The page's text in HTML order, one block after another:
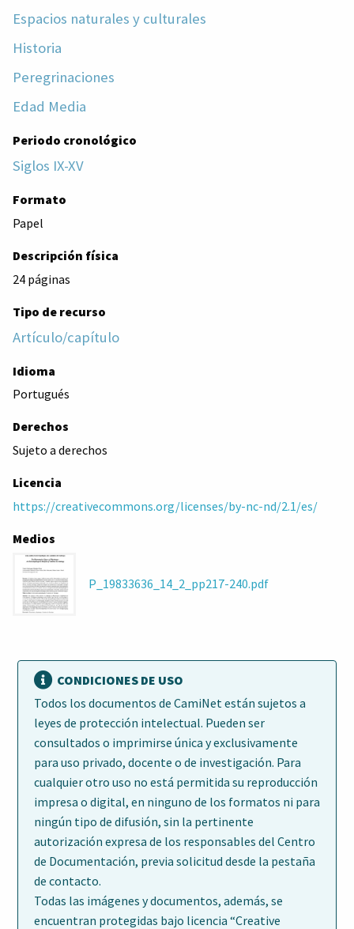
Espacios naturales y culturales
Historia
Peregrinaciones
Edad Media
Periodo cronológico
Siglos IX-XV
Formato
Papel
Descripción física
24 páginas
Tipo de recurso
Artículo/capítulo
Idioma
Portugués
Derechos
Sujeto a derechos
Licencia
https://creativecommons.org/licenses/by-nc-nd/2.1/es/
Medios
P_19833636_14_2_pp217-240.pdf
CONDICIONES DE USO
Todos los documentos de CamiNet están sujetos a
leyes de protección intelectual. Pueden ser
consultados o imprimirse única y exclusivamente
para uso privado, docente o de investigación. Para
cualquier otro uso no está permitida su reproducción
impresa o digital, en ninguno de los formatos ni para
ningún tipo de difusión, sin la pertinente
autorización expresa de los responsables del Centro
de Documentación, previa solicitud desde la pestaña
de contacto.
Todas las imágenes y documentos, además, se
encuentran protegidas bajo licencia “Creative